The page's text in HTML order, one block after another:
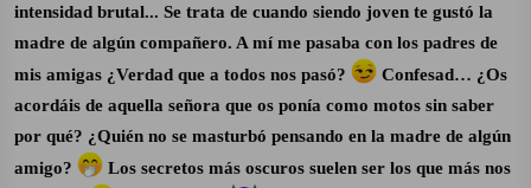
intensidad brutal... Se trata de cuando siendo joven te gustó la
madre de algún compañero. A mí me pasaba con los padres de
mis amigas ¿Verdad que a todos nos pasó?
Confesad… ¿Os
acordáis de aquella señora que os ponía como motos sin saber
por qué? ¿Quién no se masturbó pensando en la madre de algún
amigo?
Los secretos más oscuros suelen ser los que más nos